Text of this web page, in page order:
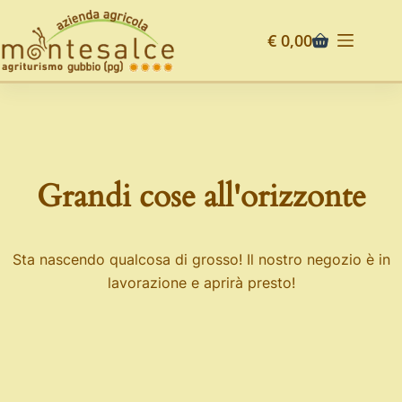
€ 0,00
Grandi cose all'orizzonte
Sta nascendo qualcosa di grosso! Il nostro negozio è in
lavorazione e aprirà presto!